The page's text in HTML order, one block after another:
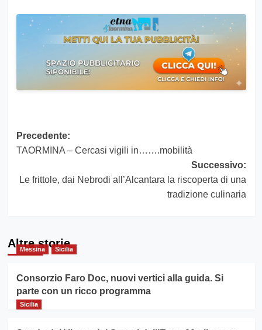
Navigazione
articolo
Precedente:
TAORMINA – Cercasi vigili in…….mobilità
Successivo:
Le frittole, dai Nebrodi all’Alcantara la riscoperta di una
tradizione culinaria
Altre storie
Messina Sicilia
Consorzio Faro Doc, nuovi vertici alla guida. Si
parte con un ricco programma
Sicilia